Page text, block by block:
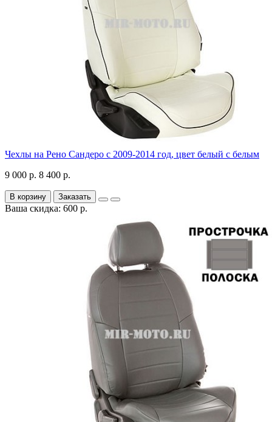
Чехлы на Рено Сандеро с 2009-2014 год, цвет белый с белым
9 000 р. 8 400 р.
В корзину Заказать
Ваша скидка: 600 р.